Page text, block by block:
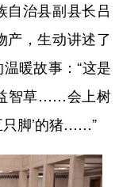
湖南
宁夏
自治县副县长吕
产，生动讲述了
暖故事：“这是
智草……会上树
只脚’的猪……”